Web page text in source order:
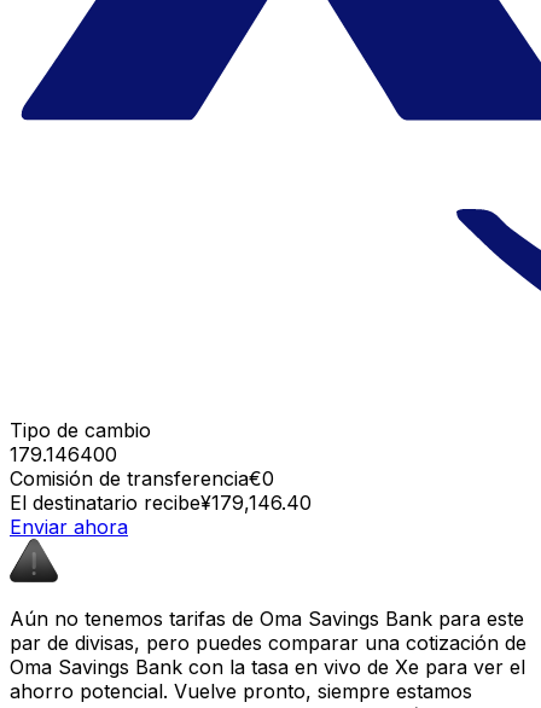
Tipo de cambio
179.146400
Comisión de transferencia€0
El destinatario recibe¥179,146.40
Enviar ahora
Aún no tenemos tarifas de Oma Savings Bank para este
par de divisas, pero puedes comparar una cotización de
Oma Savings Bank con la tasa en vivo de Xe para ver el
ahorro potencial. Vuelve pronto, siempre estamos